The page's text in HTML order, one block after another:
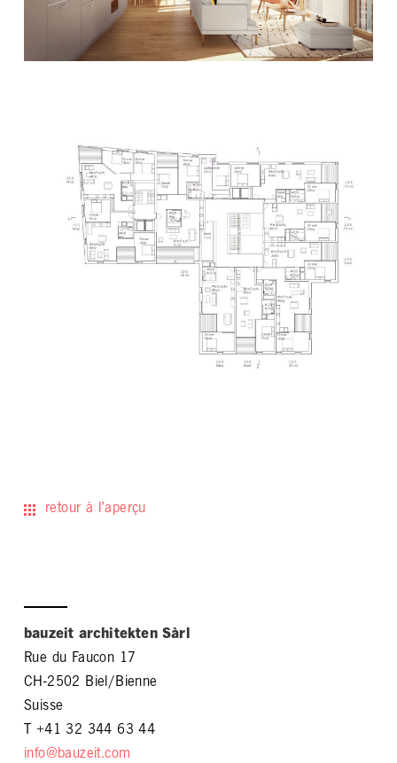
retour à l’aperçu
bauzeit architekten Sàrl
Rue du Faucon 17
CH-2502 Biel/Bienne
Suisse
T +41 32 344 63 44
info@bauzeit.com